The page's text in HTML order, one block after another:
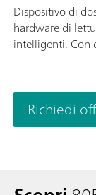
Dispositivo di
hardware di
intelligenti. Con
Richiedi